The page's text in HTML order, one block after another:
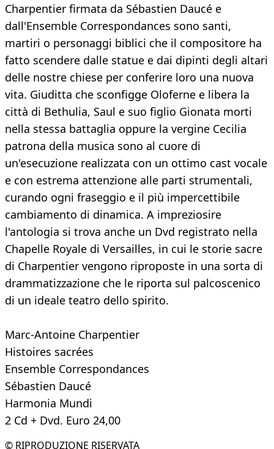
Charpentier firmata da Sébastien Daucé e
dall'Ensemble Correspondances sono santi,
martiri o personaggi biblici che il compositore ha
fatto scendere dalle statue e dai dipinti degli altari
delle nostre chiese per conferire loro una nuova
vita. Giuditta che sconfigge Oloferne e libera la
città di Bethulia, Saul e suo figlio Gionata morti
nella stessa battaglia oppure la vergine Cecilia
patrona della musica sono al cuore di
un'esecuzione realizzata con un ottimo cast vocale
e con estrema attenzione alle parti strumentali,
curando ogni fraseggio e il più impercettibile
cambiamento di dinamica. A impreziosire
l'antologia si trova anche un Dvd registrato nella
Chapelle Royale di Versailles, in cui le storie sacre
di Charpentier vengono riproposte in una sorta di
drammatizzazione che le riporta sul palcoscenico
di un ideale teatro dello spirito.
Marc-Antoine Charpentier
Histoires sacrées
Ensemble Correspondances
Sébastien Daucé
Harmonia Mundi
2 Cd + Dvd. Euro 24,00
© RIPRODUZIONE RISERVATA